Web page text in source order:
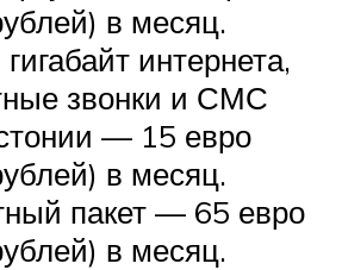
в месяц.
интернета,
звонки и СМС
— 15 евро
в месяц.
пакет — 65 евро
в месяц.